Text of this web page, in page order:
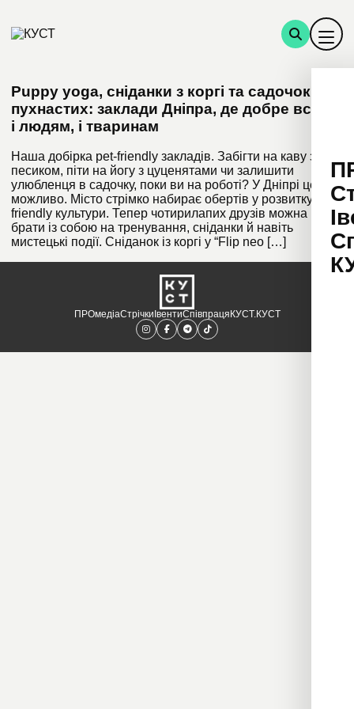
Puppy yoga, сніданки з коргі та садочок для
пухнастих: заклади Дніпра, де добре всім –
і людям, і тваринам
Наша добірка pet-friendly закладів. Забігти на каву з
песиком, піти на йогу з цуценятами чи залишити
улюбленця в садочку, поки ви на роботі? У Дніпрі це
можливо. Місто стрімко набирає обертів у розвитку pet-
friendly культури. Тепер чотирилапих друзів можна
брати із собою на тренування, сніданки й навіть
мистецькі події. Сніданок із коргі у “Flip neo […]
ПРОмедіаСтрічки ІвентиСпівпраця КУСТ.КУСТ